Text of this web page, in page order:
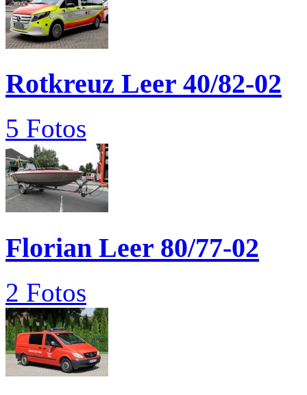
Rotkreuz Leer 40/82-02
5 Fotos
Florian Leer 80/77-02
2 Fotos